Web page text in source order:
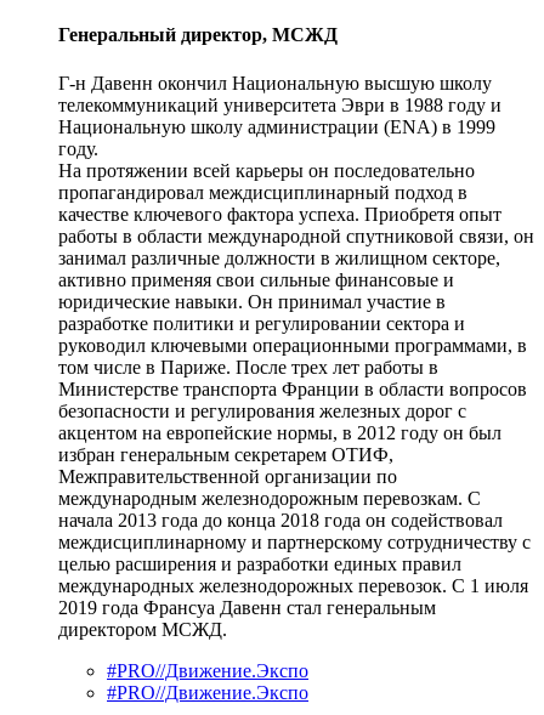
Генеральный директор, МСЖД
Г-н Давенн окончил Национальную высшую школу
телекоммуникаций университета Эври в 1988 году и
Национальную школу администрации (ENA) в 1999
году.
На протяжении всей карьеры он последовательно
пропагандировал междисциплинарный подход в
качестве ключевого фактора успеха. Приобретя опыт
работы в области международной спутниковой связи, он
занимал различные должности в жилищном секторе,
активно применяя свои сильные финансовые и
юридические навыки. Он принимал участие в
разработке политики и регулировании сектора и
руководил ключевыми операционными программами, в
том числе в Париже. После трех лет работы в
Министерстве транспорта Франции в области вопросов
безопасности и регулирования железных дорог с
акцентом на европейские нормы, в 2012 году он был
избран генеральным секретарем ОТИФ,
Межправительственной организации по
международным железнодорожным перевозкам. С
начала 2013 года до конца 2018 года он содействовал
междисциплинарному и партнерскому сотрудничеству с
целью расширения и разработки единых правил
международных железнодорожных перевозок. С 1 июля
2019 года Франсуа Давенн стал генеральным
директором МСЖД.
#PRO//Движение.Экспо
#PRO//Движение.Экспо